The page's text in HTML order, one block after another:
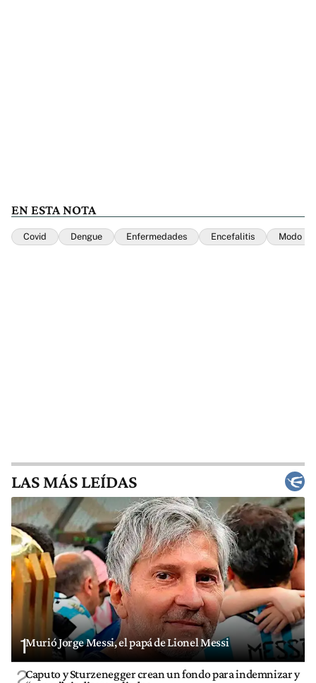
EN ESTA NOTA
Covid Dengue Enfermedades Encefalitis Modo
LAS MÁS LEÍDAS
1Murió Jorge Messi, el papá de Lionel Messi
2Caputo y Sturzenegger crean un fondo para indemnizar y